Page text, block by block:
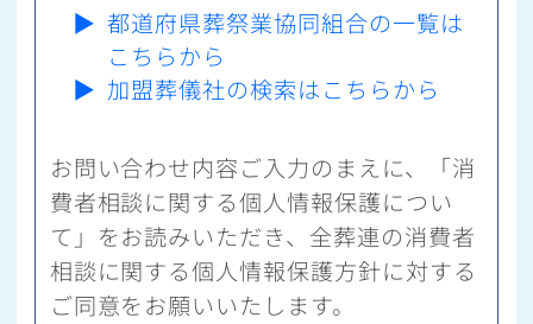
▶ 都道府県葬祭業協同組合の一覧は
こちらから
▶ 加盟葬儀社の検索はこちらから
お問い合わせ内容ご入力のまえに、「消
費者相談に関する個人情報保護につい
て」をお読みいただき、全葬連の消費者
相談に関する個人情報保護方針に対する
ご同意をお願いいたします。